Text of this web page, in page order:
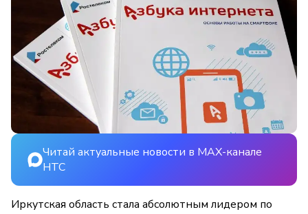
Читай актуальные новости в MAX-канале
НТС
Иркутская область стала абсолютным лидером по